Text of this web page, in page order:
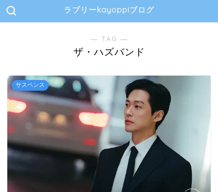
ラブリーkayoppiブログ
― TAG ―
ザ・ハズバンド
サスペンス